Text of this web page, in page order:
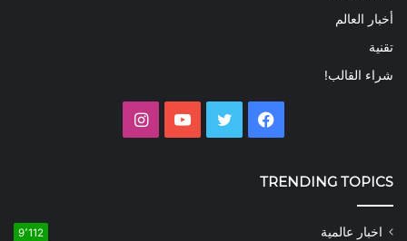
أخبار العالم
تقنية
شراء القالب!
فيسبوك تويتر يوتيوب
TRENDING TOPICS
اخبار عالمية 9٬112